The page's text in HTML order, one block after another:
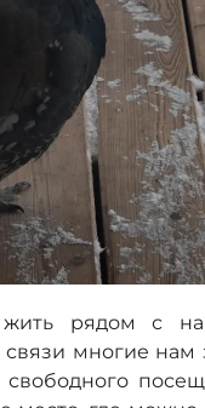
жить рядом с
многие нам